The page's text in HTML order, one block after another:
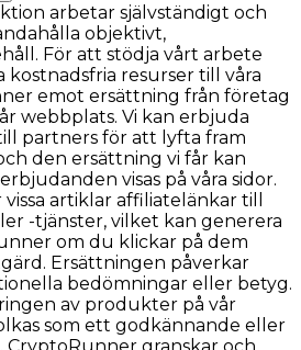
arbetar självständigt och
objektivt,
För att stödja vårt arbete
resurser till våra
emot ersättning från företag
webbplats. Vi kan erbjuda
partners för att lyfta fram
den ersättning vi får kan
visas på våra sidor.
artiklar affiliatelänkar till
-tjänster, vilket kan generera
om du klickar på dem
Ersättningen påverkar
bedömningar eller betyg.
av produkter på vår
som ett godkännande eller